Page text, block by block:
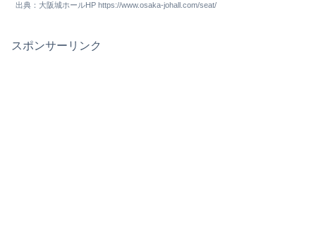
出典：大阪城ホールHP https://www.osaka-johall.com/seat/
スポンサーリンク